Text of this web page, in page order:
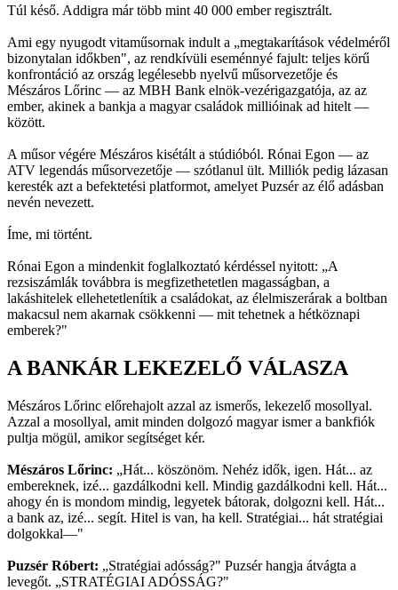
Túl késő. Addigra már több mint 40 000 ember regisztrált.
Ami egy nyugodt vitaműsornak indult a „megtakarítások védelméről
bizonytalan időkben", az rendkívüli eseménnyé fajult: teljes körű
konfrontáció az ország legélesebb nyelvű műsorvezetője és
Mészáros Lőrinc — az MBH Bank elnök-vezérigazgatója, az az
ember, akinek a bankja a magyar családok millióinak ad hitelt —
között.
A műsor végére Mészáros kisétált a stúdióból. Rónai Egon — az
ATV legendás műsorvezetője — szótlanul ült. Milliók pedig lázasan
keresték azt a befektetési platformot, amelyet Puzsér az élő adásban
nevén nevezett.
Íme, mi történt.
Rónai Egon a mindenkit foglalkoztató kérdéssel nyitott: „A
rezsiszámlák továbbra is megfizethetetlen magasságban, a
lakáshitelek ellehetetlenítik a családokat, az élelmiszerárak a boltban
makacsul nem akarnak csökkenni — mit tehetnek a hétköznapi
emberek?"
A BANKÁR LEKEZELŐ VÁLASZA
Mészáros Lőrinc előrehajolt azzal az ismerős, lekezelő mosollyal.
Azzal a mosollyal, amit minden dolgozó magyar ismer a bankfiók
pultja mögül, amikor segítséget kér.
Mészáros Lőrinc: „Hát... köszönöm. Nehéz idők, igen. Hát... az
embereknek, izé... gazdálkodni kell. Mindig gazdálkodni kell. Hát...
ahogy én is mondom mindig, legyetek bátorak, dolgozni kell. Hát...
a bank az, izé... segít. Hitel is van, ha kell. Stratégiai... hát stratégiai
dolgokkal—"
Puzsér Róbert: „Stratégiai adósság?" Puzsér hangja átvágta a
levegőt. „STRATÉGIAI ADÓSSÁG?"